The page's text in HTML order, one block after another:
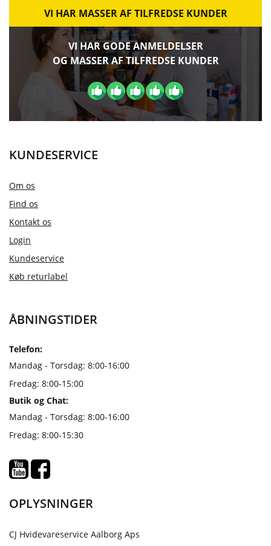
VI HAR MASSER AF TILFREDSE KUNDER
VI HAR GODE ANMELDELSER
OG MASSER AF TILFREDSE KUNDER
KUNDESERVICE
Om os
Find os
Kontakt os
Login
Kundeservice
Køb returlabel
ÅBNINGSTIDER
Telefon:
Mandag - Torsdag: 8:00-16:00
Fredag: 8:00-15:00
Butik og Chat:
Mandag - Torsdag: 8:00-16:00
Fredag: 8:00-15:30
OPLYSNINGER
CJ Hvidevareservice Aalborg Aps